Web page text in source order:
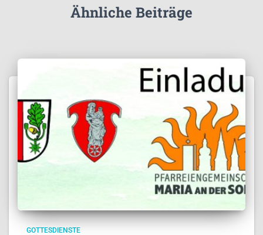
Ähnliche Beiträge
GOTTESDIENSTE